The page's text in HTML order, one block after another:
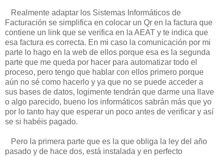
Realmente adaptar los Sistemas Informáticos de
Facturación se simplifica en colocar un Qr en la factura que
contiene un link que se verifica en la AEAT y te indica que
esa factura es correcta. En mi caso la comunicación por mi
parte lo hago en la web de ellos porque esa es la segunda
parte que me queda por hacer para automatizar todo el
proceso, pero tengo que hablar con ellos primero porque
aún no sé como hacerlo y ya que no se puede acceder a
sus bases de datos, logimente tendrán que darme una llave
o algo parecido, bueno los informáticos sabrán más que yo
por lo tanto hay que esperar un poco antes de verificar y así
se si habéis pagado.
Pero la primera parte que es la que obliga la ley del año
pasado y de hace dos, está instalada y en perfecto